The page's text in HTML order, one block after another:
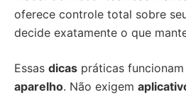
oferece controle total sobre
decide exatamente o que
Essas dicas práticas
aparelho. Não exigem